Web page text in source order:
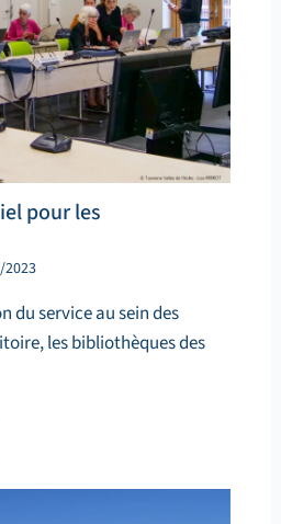
pour les
2023
du service au sein des
les bibliothèques des